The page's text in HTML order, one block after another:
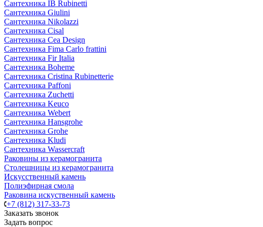
Сантехника IB Rubinetti
Сантехника Giulini
Сантехника Nikolazzi
Сантехника Cisal
Сантехника Cea Design
Сантехника Fima Carlo frattini
Сантехника Fir Italia
Сантехника Boheme
Сантехника Cristina Rubinetterie
Сантехника Paffoni
Сантехника Zuchetti
Сантехника Keuco
Сантехника Webert
Сантехника Hansgrohe
Сантехника Grohe
Сантехника Kludi
Сантехника Wassercraft
Раковины из керамогранита
Столешницы из керамогранита
Искусственный камень
Полиэфирная смола
Раковина искуственный камень
+7 (812) 317-33-73
Заказать звонок
Задать вопрос